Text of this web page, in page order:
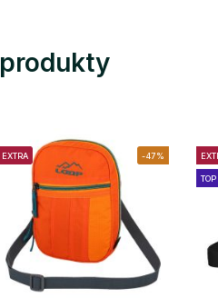
EXTRA -47%
TOP